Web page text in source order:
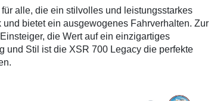
alle, die ein stilvolles und leistungsstarkes
bietet ein ausgewogenes Fahrverhalten. Zur
die Wert auf ein einzigartiges
und Stil ist die XSR 700 Legacy die perfekte